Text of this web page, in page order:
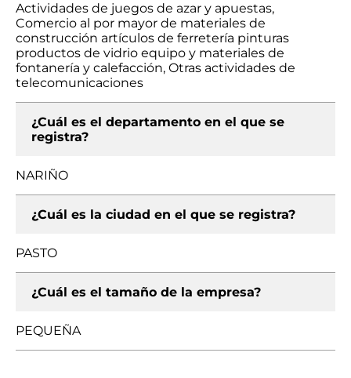
Actividades de juegos de azar y apuestas,
Comercio al por mayor de materiales de
construcción artículos de ferretería pinturas
productos de vidrio equipo y materiales de
fontanería y calefacción, Otras actividades de
telecomunicaciones
¿Cuál es el departamento en el que se
registra?
NARIÑO
¿Cuál es la ciudad en el que se registra?
PASTO
¿Cuál es el tamaño de la empresa?
PEQUEÑA